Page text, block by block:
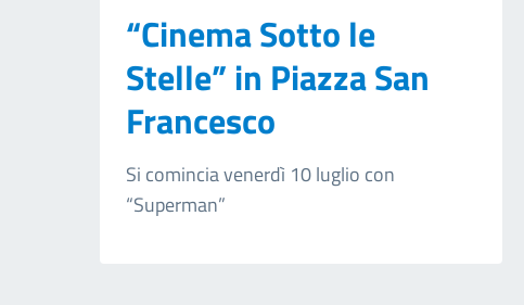
“Cinema Sotto le
Stelle” in Piazza San
Francesco
Si comincia venerdì 10 luglio con
“Superman”